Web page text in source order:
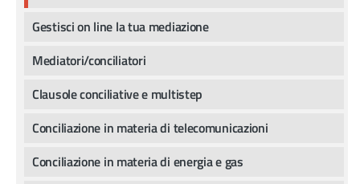
Gestisci on line la tua mediazione
Mediatori/conciliatori
Clausole conciliative e multistep
Conciliazione in materia di telecomunicazioni
Conciliazione in materia di energia e gas